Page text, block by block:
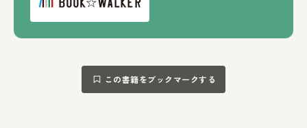
この書籍をブックマークする